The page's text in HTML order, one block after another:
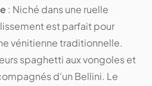
: Niché dans une ruelle
est parfait pour
vénitienne traditionnelle.
spaghetti aux vongoles et
d'un Bellini. Le